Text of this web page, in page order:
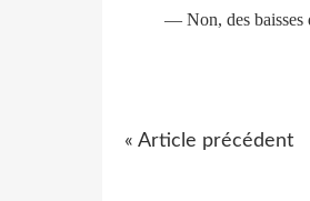
— Non, des baisses
« Article précédent